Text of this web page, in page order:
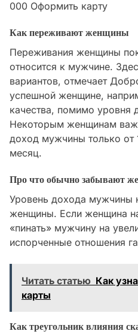
000 Оформить карту
Как переживают женщины
Переживания женщины
относится к мужчине.
вариантов, отмечает
успешной женщине,
качества, помимо уровня
Некоторым женщинам
доход мужчины только от
месяц.
Про что обычно забывают
Уровень дохода мужчины
женщины. Если женщина
«пинать» мужчину на
испорченные отношения
Читать статью Как
карты
Как треугольник влияния